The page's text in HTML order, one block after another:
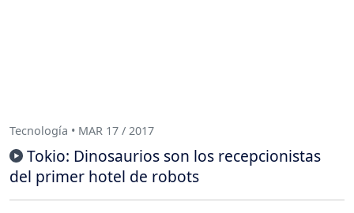
Tecnología • MAR 17 / 2017
Tokio: Dinosaurios son los recepcionistas
del primer hotel de robots